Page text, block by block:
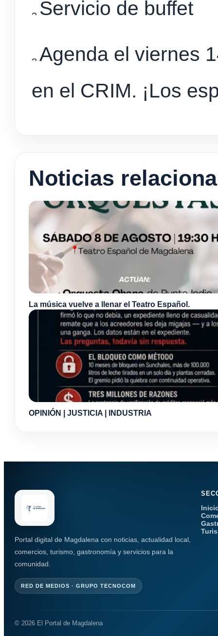
Servicio de buffet
Agenda el viernes
en el CRIM. ¡Los
Noticias
La música vuelve a llenar el Teatro Español.
OPINIÓN | JUSTICIA | INDUSTRIA
Portal digital de Magdalena con noticias, actualidad local,
comercios, turismo, gastronomía y servicios para la
comunidad.
RED DE MEDIOS · GRUPO TECNOCOM
© 2026 El Portal de Magdalena